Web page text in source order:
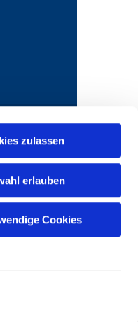
zulassen
erlauben
Cookies